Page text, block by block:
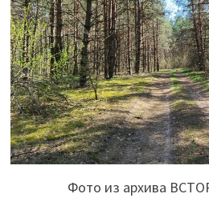
Фото из архива